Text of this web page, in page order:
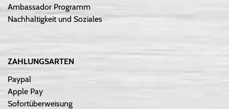
Ambassador Programm
Nachhaltigkeit und Soziales
ZAHLUNGSARTEN
Paypal
Apple Pay
Sofortüberweisung